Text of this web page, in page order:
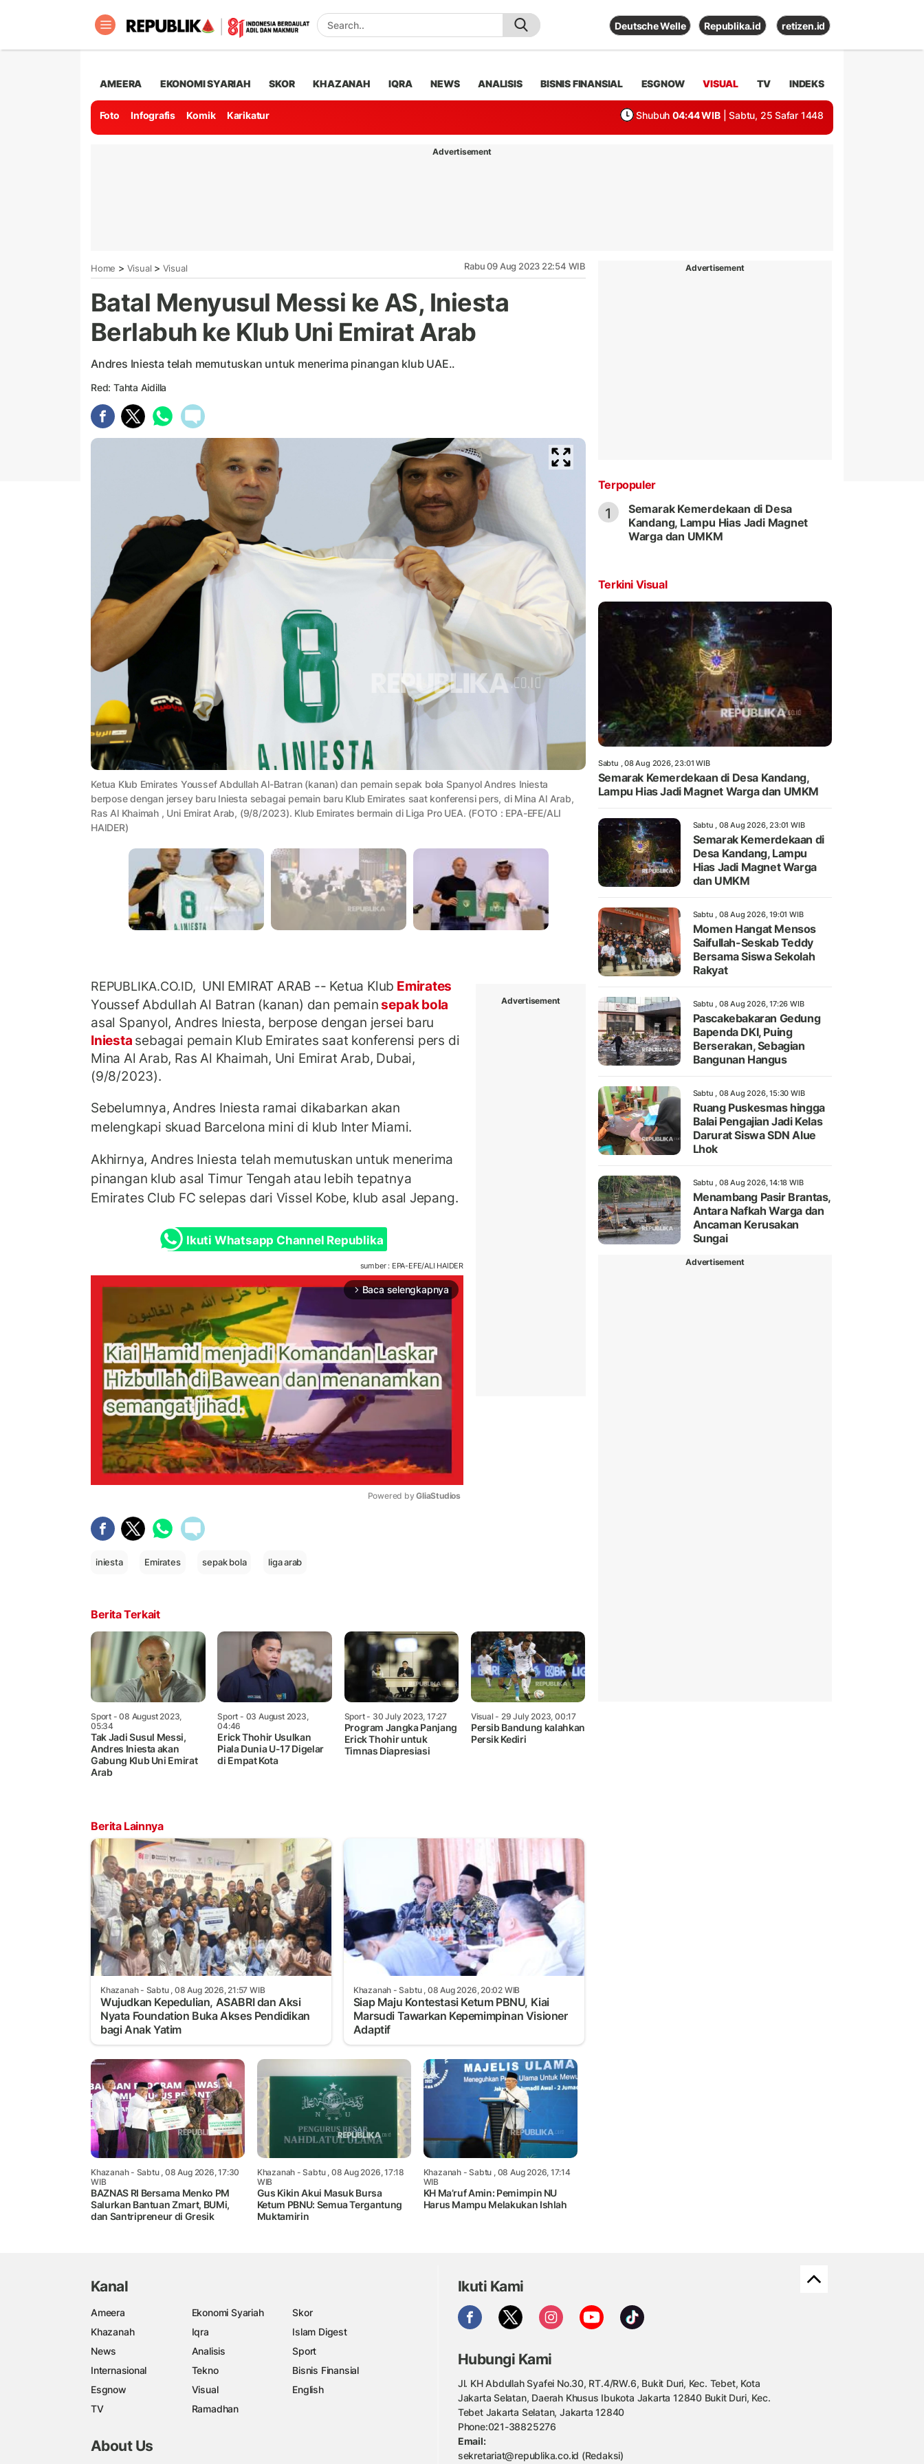
Deutsche Welle Republika.id retizen.id
AMEERA EKONOMI SYARIAH SKOR KHAZANAH IQRA NEWS ANALISIS BISNIS FINANSIAL ESGNOW VISUAL TV INDEKS
Foto Infografis Komik Karikatur Shubuh 04:44 WIB | Sabtu, 25 Safar 1448
Advertisement
Home > Visual > Visual Rabu 09 Aug 2023 22:54 WIB
Batal Menyusul Messi ke AS, Iniesta
Berlabuh ke Klub Uni Emirat Arab
Andres Iniesta telah memutuskan untuk menerima pinangan klub UAE..
Red: Tahta Aidilla
Ketua Klub Emirates Youssef Abdullah Al-Batran (kanan) dan pemain sepak bola Spanyol Andres Iniesta
berpose dengan jersey baru Iniesta sebagai pemain baru Klub Emirates saat konferensi pers, di Mina Al Arab,
Ras Al Khaimah , Uni Emirat Arab, (9/8/2023). Klub Emirates bermain di Liga Pro UEA. (FOTO : EPA-EFE/ALI
HAIDER)
REPUBLIKA.CO.ID, UNI EMIRAT ARAB -- Ketua Klub Emirates
Youssef Abdullah Al Batran (kanan) dan pemainsepak bola
asal Spanyol, Andres Iniesta, berpose dengan jersei baru
Iniesta sebagai pemain Klub Emirates saat konferensi pers di
Mina Al Arab, Ras Al Khaimah, Uni Emirat Arab, Dubai,
(9/8/2023).
Sebelumnya, Andres Iniesta ramai dikabarkan akan
melengkapi skuad Barcelona mini di klub Inter Miami.
Akhirnya, Andres Iniesta telah memutuskan untuk menerima
pinangan klub asal Timur Tengah atau lebih tepatnya
Emirates Club FC selepas dari Vissel Kobe, klub asal Jepang.
Ikuti Whatsapp Channel Republika
sumber : EPA-EFE/ALI HAIDER
arrow_forward_ios Baca selengkapnya
Powered by GliaStudios
Advertisement
iniesta Emirates sepak bola liga arab
Berita Terkait
Sport- 08 August 2023,
05:34
Tak Jadi Susul Messi,
Andres Iniesta akan
Gabung Klub Uni Emirat
Arab
Sport - 03 August 2023,
04:46
Erick Thohir Usulkan
Piala Dunia U-17 Digelar
di Empat Kota
Sport- 30 July 2023, 17:27
Program Jangka Panjang
Erick Thohir untuk
Timnas Diapresiasi
Visual - 29 July 2023, 00:17
Persib Bandung kalahkan
Persik Kediri
Berita Lainnya
Khazanah- Sabtu , 08 Aug 2026, 21:57 WIB
Wujudkan Kepedulian, ASABRI dan Aksi
Nyata Foundation Buka Akses Pendidikan
bagi Anak Yatim
Khazanah - Sabtu , 08 Aug 2026, 20:02 WIB
Siap Maju Kontestasi Ketum PBNU, Kiai
Marsudi Tawarkan Kepemimpinan Visioner
Adaptif
Khazanah- Sabtu , 08 Aug 2026, 17:30
WIB
BAZNAS RI Bersama Menko PM
Salurkan Bantuan Zmart, BUMi,
dan Santripreneur di Gresik
Khazanah - Sabtu , 08 Aug 2026, 17:18
WIB
Gus Kikin Akui Masuk Bursa
Ketum PBNU: Semua Tergantung
Muktamirin
Khazanah- Sabtu , 08 Aug 2026, 17:14
WIB
KH Ma’ruf Amin: Pemimpin NU
Harus Mampu Melakukan Ishlah
Advertisement
Terpopuler
1
Semarak Kemerdekaan di Desa
Kandang, Lampu Hias Jadi Magnet
Warga dan UMKM
Terkini Visual
Sabtu , 08 Aug 2026, 23:01 WIB
Semarak Kemerdekaan di Desa Kandang,
Lampu Hias Jadi Magnet Warga dan UMKM
Sabtu , 08 Aug 2026, 23:01 WIB
Semarak Kemerdekaan di
Desa Kandang, Lampu
Hias Jadi Magnet Warga
dan UMKM
Sabtu , 08 Aug 2026, 19:01 WIB
Momen Hangat Mensos
Saifullah-Seskab Teddy
Bersama Siswa Sekolah
Rakyat
Sabtu , 08 Aug 2026, 17:26 WIB
Pascakebakaran Gedung
Bapenda DKI, Puing
Berserakan, Sebagian
Bangunan Hangus
Sabtu , 08 Aug 2026, 15:30 WIB
Ruang Puskesmas hingga
Balai Pengajian Jadi Kelas
Darurat Siswa SDN Alue
Lhok
Sabtu , 08 Aug 2026, 14:18 WIB
Menambang Pasir Brantas,
Antara Nafkah Warga dan
Ancaman Kerusakan
Sungai
Advertisement
Kanal
Ameera Ekonomi Syariah
Skor
Khazanah
Iqra
Islam Digest
News
Analisis
Sport
Internasional
Tekno
Bisnis Finansial
Esgnow
Visual
English
TV
Ramadhan
About Us
Ikuti Kami
Hubungi Kami
Jl. KH Abdullah Syafei No.30, RT.4/RW.6, Bukit Duri, Kec. Tebet, Kota
Jakarta Selatan, Daerah Khusus Ibukota Jakarta 12840 Bukit Duri, Kec.
Tebet Jakarta Selatan, Jakarta 12840
Phone:021-38825276
Email:
sekretariat@republika.co.id (Redaksi)